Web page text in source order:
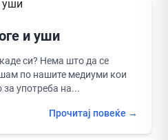
и уши
медиуми кои
за употреба на...
Прочитај повеќе →